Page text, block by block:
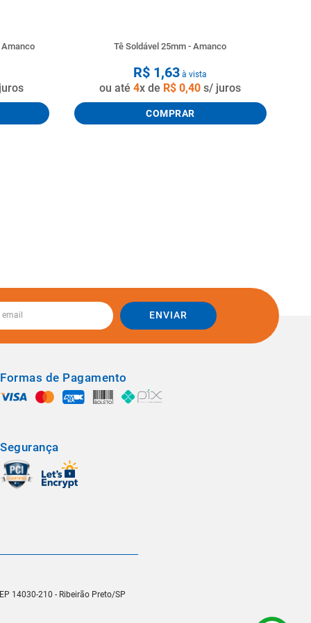
Amanco Tê Soldável 25mm - Amanco
R$ 1,63 à vista
ou até4x de R$ 0,40 s/ juros
COMPRAR
ENVIAR
Formas de Pagamento
Segurança
14030-210 - Ribeirão Preto/SP